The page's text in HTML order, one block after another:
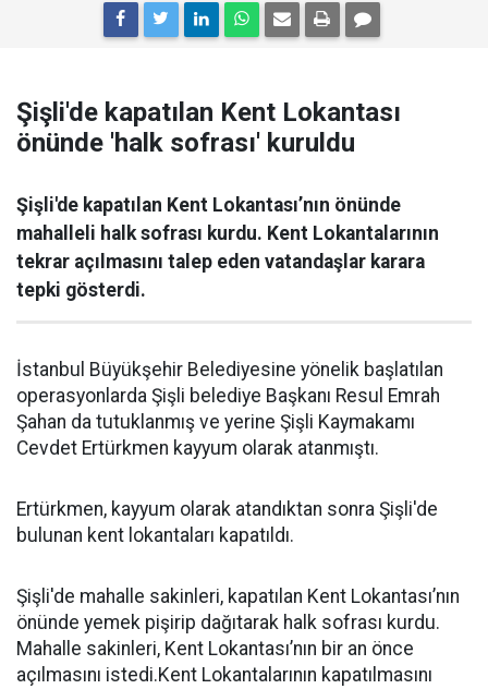
Şişli'de kapatılan Kent Lokantası
önünde 'halk sofrası' kuruldu
Şişli'de kapatılan Kent Lokantası’nın önünde
mahalleli halk sofrası kurdu. Kent Lokantalarının
tekrar açılmasını talep eden vatandaşlar karara
tepki gösterdi.
İstanbul Büyükşehir Belediyesine yönelik başlatılan
operasyonlarda Şişli belediye Başkanı Resul Emrah
Şahan da tutuklanmış ve yerine Şişli Kaymakamı
Cevdet Ertürkmen kayyum olarak atanmıştı.
Ertürkmen, kayyum olarak atandıktan sonra Şişli'de
bulunan kent lokantaları kapatıldı.
Şişli'de mahalle sakinleri, kapatılan Kent Lokantası’nın
önünde yemek pişirip dağıtarak halk sofrası kurdu.
Mahalle sakinleri, Kent Lokantası’nın bir an önce
açılmasını istedi.Kent Lokantalarının kapatılmasını